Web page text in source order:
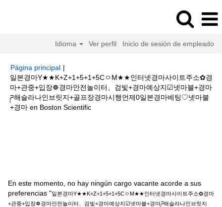
Idioma Ver perfil Inicio de sesión de empleado
Página principal |
일본경마Y★★K+Z+1+5+1+5CㅇM★★인터넷경마사이트주소✿경
마+관중+입장☸경마안전놀이터、검빛+경마예상지☑넷마블+경마
ཌ해슬라나인브릿지+골프장경마시행언제0일본경마베팅♡넷마블
+경마 en Boston Scientific(página
En este momento, no hay ningún cargo vacante acorde a sus
preferencias "일본경마Y★★K+Z+1+5+1+5CㅇM★★인터넷경마사이트주소✿경마
+관중+입장☸경마안전놀이터、검빛+경마예상지☑넷마블+경마ཌ해슬라나인브릿지